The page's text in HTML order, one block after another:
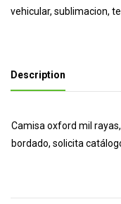
vehicular, sublimacion,
Description
Camisa oxford mil
bordado, solicita